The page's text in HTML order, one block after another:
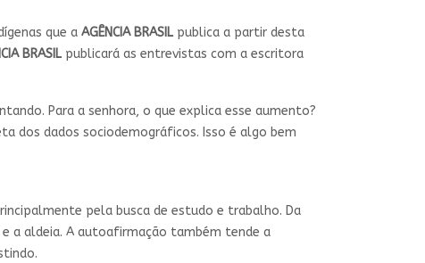
que a AGÊNCIA BRASIL publica a partir desta
BRASIL publicará as entrevistas com a escritora
Para a senhora, o que explica esse aumento?
dos dados sociodemográficos. Isso é algo bem
pela busca de estudo e trabalho. Da
a aldeia. A autoafirmação também tende a